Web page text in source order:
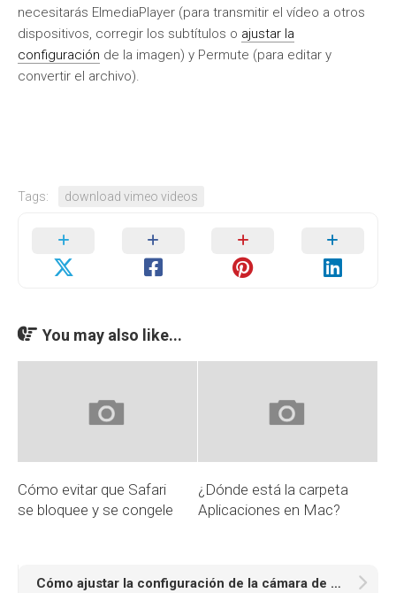
necesitarás ElmediaPlayer (para transmitir el vídeo a otros
dispositivos, corregir los subtítulos o ajustar la
configuración de la imagen) y Permute (para editar y
convertir el archivo).
Tags: download vimeo videos
You may also like...
Cómo evitar que Safari
se bloquee y se congele
¿Dónde está la carpeta
Aplicaciones en Mac?
Cómo ajustar la configuración de la cámara de macOS para obtener la mejor calidad